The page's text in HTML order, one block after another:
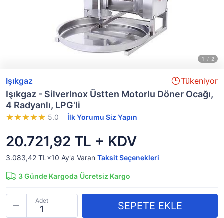
Işıkgaz Tükeniyor
Işıkgaz - SilverInox Üstten Motorlu Döner Ocağı,
4 Radyanlı, LPG'li
5.0 İlk Yorumu Siz Yapın
20.721,92 TL + KDV
3.083,42 TL×10 Ay'a Varan Taksit Seçenekleri
3Günde Kargoda Ücretsiz Kargo
Adet